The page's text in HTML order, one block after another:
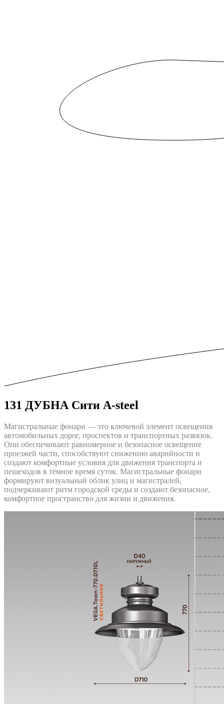
131 ДУБНА Сити A-steel
Магистральные фонари — это ключевой элемент освещения
автомобильных дорог, проспектов и транспортных развязок.
Они обеспечивают равномерное и безопасное освещение
проезжей части, способствуют снижению аварийности и
создают комфортные условия для движения транспорта и
пешеходов в тёмное время суток. Магистральные фонари
формируют визуальный облик улиц и магистралей,
подчеркивают ритм городской среды и создают безопасное,
комфортное пространство для жизни и движения.